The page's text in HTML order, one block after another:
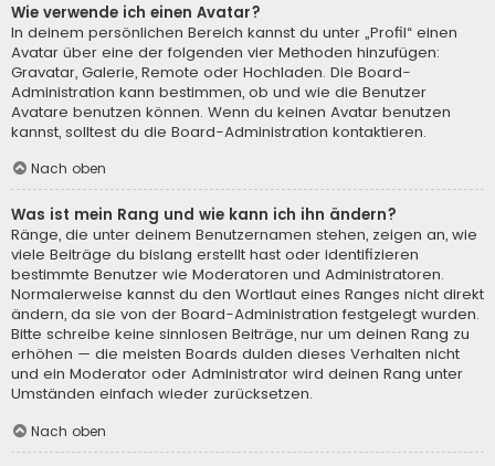
Wie verwende ich einen Avatar?
In deinem persönlichen Bereich kannst du unter „Profil“ einen
Avatar über eine der folgenden vier Methoden hinzufügen:
Gravatar, Galerie, Remote oder Hochladen. Die Board-
Administration kann bestimmen, ob und wie die Benutzer
Avatare benutzen können. Wenn du keinen Avatar benutzen
kannst, solltest du die Board-Administration kontaktieren.
Nach oben
Was ist mein Rang und wie kann ich ihn ändern?
Ränge, die unter deinem Benutzernamen stehen, zeigen an, wie
viele Beiträge du bislang erstellt hast oder identifizieren
bestimmte Benutzer wie Moderatoren und Administratoren.
Normalerweise kannst du den Wortlaut eines Ranges nicht direkt
ändern, da sie von der Board-Administration festgelegt wurden.
Bitte schreibe keine sinnlosen Beiträge, nur um deinen Rang zu
erhöhen — die meisten Boards dulden dieses Verhalten nicht
und ein Moderator oder Administrator wird deinen Rang unter
Umständen einfach wieder zurücksetzen.
Nach oben